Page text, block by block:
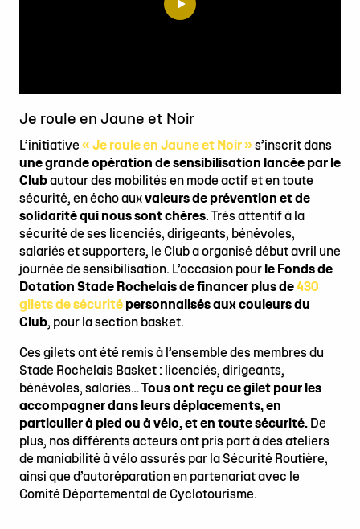
Je roule en Jaune et Noir
L’initiative « Je roule en Jaune et Noir » s’inscrit dans
une grande opération de sensibilisation lancée par le
Club autour des mobilités en mode actif et en toute
sécurité, en écho aux valeurs de prévention et de
solidarité qui nous sont chères. Très attentif à la
sécurité de ses licenciés, dirigeants, bénévoles,
salariés et supporters, le Club a organisé début avril une
journée de sensibilisation. L’occasion pour le Fonds de
Dotation Stade Rochelais de financer plus de 430
gilets de sécurité personnalisés aux couleurs du
Club, pour la section basket.
Ces gilets ont été remis à l’ensemble des membres du
Stade Rochelais Basket : licenciés, dirigeants,
bénévoles, salariés…
Tous ont reçu ce gilet pour les
accompagner dans leurs déplacements, en
particulier à pied ou à vélo, et en toute sécurité. De
plus, nos différents acteurs ont pris part à des ateliers
de maniabilité à vélo assurés par la Sécurité Routière,
ainsi que d’autoréparation en partenariat avec le
Comité Départemental de Cyclotourisme.